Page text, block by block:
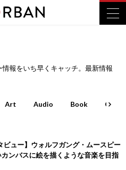
報をいち早くキャッチ。最新情報
Art Audio Book
ビュー】ウォルフガング・ムースピー
ンバスに絵を描くような音楽を目指